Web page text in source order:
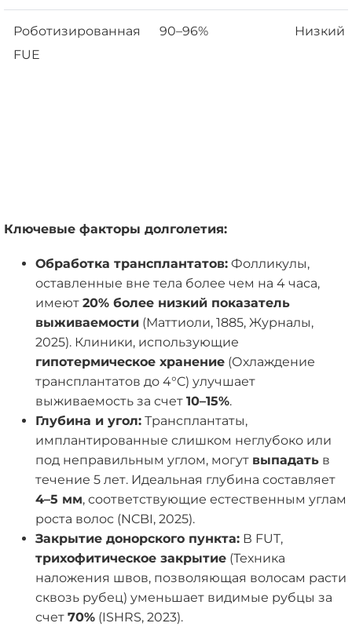
Роботизированная
FUE
90–96% Низкий
Ключевые факторы долголетия:
Обработка трансплантатов: Фолликулы,
оставленные вне тела более чем на 4 часа,
имеют 20% более низкий показатель
выживаемости (Маттиоли, 1885, Журналы,
2025). Клиники, использующие
гипотермическое хранение (Охлаждение
трансплантатов до 4°C) улучшает
выживаемость за счет 10–15%.
Глубина и угол: Трансплантаты,
имплантированные слишком неглубоко или
под неправильным углом, могут выпадать в
течение 5 лет. Идеальная глубина составляет
4–5 мм, соответствующие естественным углам
роста волос (NCBI, 2025).
Закрытие донорского пункта: В FUT,
трихофитическое закрытие (Техника
наложения швов, позволяющая волосам расти
сквозь рубец) уменьшает видимые рубцы за
счет 70% (ISHRS, 2023).